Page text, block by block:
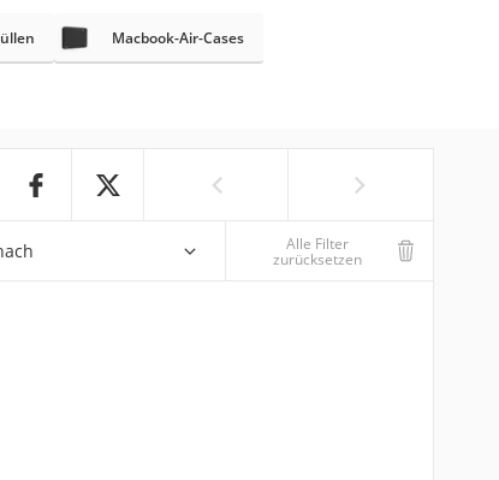
Macbook-Air-Cases
Alle Filter
zurücksetzen